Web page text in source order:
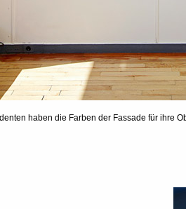
haben die Farben der Fassade für ihre